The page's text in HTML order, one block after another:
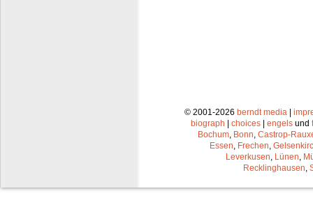
© 2001-2026 berndt media |
biograph | choices | engels und
Bochum Bonn Castrop-
Essen Frechen
Leverkusen Lünen
Recklinghausen